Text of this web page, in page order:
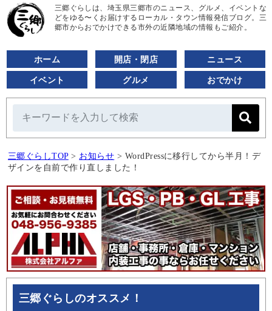
三郷ぐらしは、埼玉県三郷市のニュース、グルメ、イベントな
どをゆる〜くお届けするローカル・タウン情報発信ブログ。三
郷市からおでかけできる市外の近隣地域の情報もご紹介。
ホーム 開店・閉店 ニュース
イベント グルメ おでかけ
三郷ぐらしTOP > お知らせ > WordPressに移行してから半月！デ
ザインを自前で作り直しました！
三郷ぐらしのオススメ！